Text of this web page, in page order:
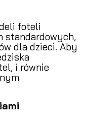
foteli
standardowych,
dla dzieci. Aby
i równie